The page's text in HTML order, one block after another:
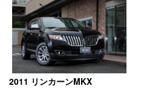
2011 リンカーンMKX